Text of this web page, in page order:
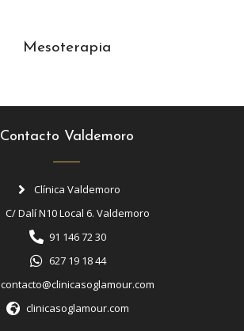
Mesoterapia
Contacto Valdemoro
Clínica Valdemoro
C/ Dalí N10 Local 6. Valdemoro
91 146 72 30
627 19 18 44
contacto@clinicasoglamour.com
clinicasoglamour.com